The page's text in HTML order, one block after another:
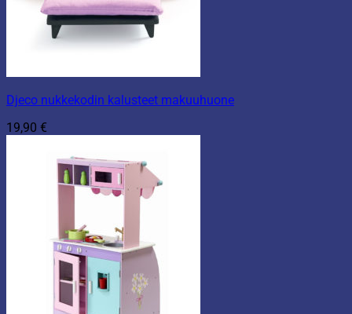
Djeco nukkekodin kalusteet makuuhuone
19,90 €